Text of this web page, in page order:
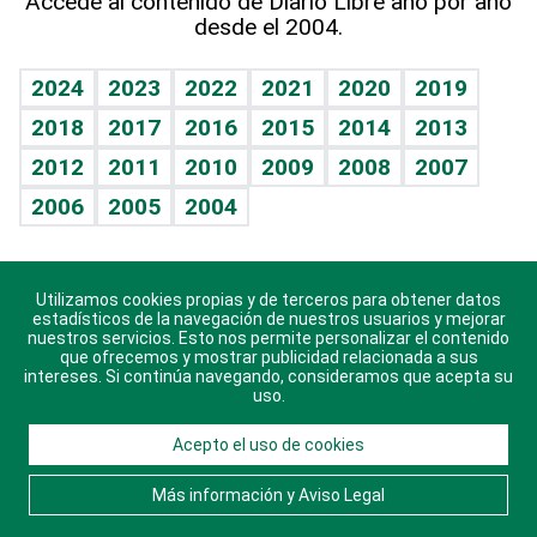
Vida y familia
Eñe
Celebrando la vida
Sin complejos
En pocas palabras
Escuchando al corazón
Economía Personal
TBT Deportivo
Guía del dinero
Horóscopos
Crucigramas
desde el 2004.
2024 2023 2022 2021 2020
2019
2018
2017 2016 2015 2014
2013
2012
2011 2010 2009 2008
2007
2006
2005 2004
Descarga nuestras aplicaciones para Android, iOS y
sistema Huawei.
© 2021 Diario Libre, todos los derechos reservados.
Consulta elAviso Legal. Ponte en Contacto
nosotros y conoce más sobre Diario Libre
Utilizamos cookies propias y de terceros para obtener datos
estadísticos de la navegación de nuestros usuarios y mejorar
nuestros servicios. Esto nos permite personalizar el contenido
que ofrecemos y mostrar publicidad relacionada a sus
intereses. Si continúa navegando, consideramos que acepta su
uso.
Acepto el uso de cookies
Más información y Aviso Legal